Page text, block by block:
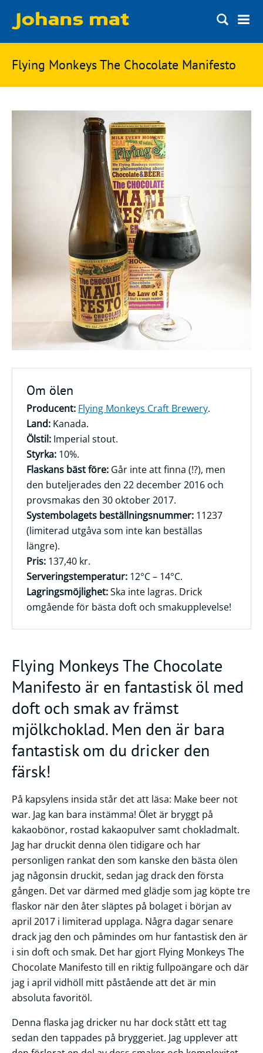
Matbloggen
Innertemperaturer
Ingredienser
Matsnack
Frågor
Sök
på
Johans
Flying Monkeys The Chocolate Manifesto
Om ölen
Producent: Flying Monkeys Craft Brewery.
Land: Kanada.
Ölstil: Imperial stout.
Styrka: 10%.
Flaskans bäst före: Går inte att finna (!?), men
den buteljerades den 22 december 2016 och
provsmakas den 30 oktober 2017.
Systembolagets beställningsnummer: 11237
(limiterad utgåva som inte kan beställas
längre).
Pris: 137,40 kr.
Serveringstemperatur: 12°C – 14°C.
Lagringsmöjlighet:Ska inte lagras. Drick
omgående för bästa doft och smakupplevelse!
Flying Monkeys The Chocolate
Manifesto är en fantastisk öl med
doft och smak av främst
mjölkchoklad. Men den är bara
fantastisk om du dricker den
färsk!
På kapsylens insida står det att läsa: Make beer not
war. Jag kan bara instämma! Ölet är bryggt på
kakaobönor, rostad kakaopulver samt chokladmalt.
Jag har druckit denna ölen tidigare och har
personligen rankat den som kanske den bästa ölen
jag någonsin druckit, sedan jag drack den första
gången. Det var därmed med glädje som jag köpte tre
flaskor när den åter släptes på bolaget i början av
april 2017 i limiterad upplaga. Några dagar senare
drack jag den och påmindes om hur fantastisk den är
i sin doft och smak. Det har gjort Flying Monkeys The
Chocolate Manifesto till en riktig fullpoängare och där
jag i april vidhöll mitt påstående att det är min
absoluta favoritöl.
Denna flaska jag dricker nu har dock stått ett tag
sedan den tappades på bryggeriet. Jag upplever att